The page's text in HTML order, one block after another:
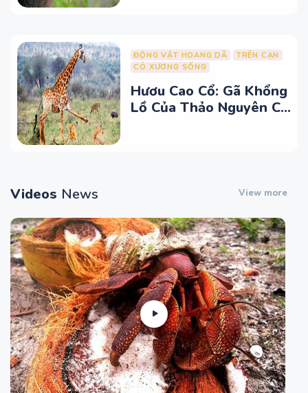
ĐỘNG VẬT HOANG DÃ
TRÊN CẠN
CÓ XƯƠNG SỐNG
Hươu Cao Cổ: Gã Khổng
Lồ Của Thảo Nguyên Có
Videos News View more